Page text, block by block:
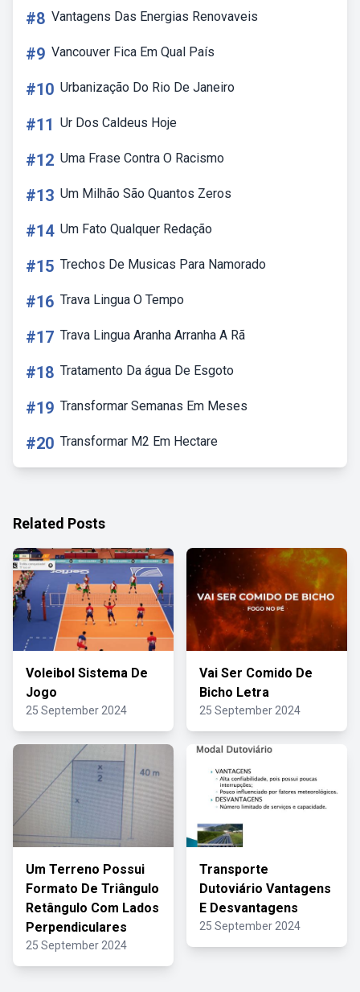
#8 Vantagens Das Energias Renovaveis
#9 Vancouver Fica Em Qual País
#10 Urbanização Do Rio De Janeiro
#11 Ur Dos Caldeus Hoje
#12 Uma Frase Contra O Racismo
#13 Um Milhão São Quantos Zeros
#14 Um Fato Qualquer Redação
#15 Trechos De Musicas Para Namorado
#16 Trava Lingua O Tempo
#17 Trava Lingua Aranha Arranha A Rã
#18 Tratamento Da água De Esgoto
#19 Transformar Semanas Em Meses
#20 Transformar M2 Em Hectare
Related Posts
Voleibol Sistema De
Jogo
25 September 2024
Vai Ser Comido De
Bicho Letra
25 September 2024
Um Terreno Possui
Formato De Triângulo
Retângulo Com Lados
Perpendiculares
25 September 2024
Transporte
Dutoviário Vantagens
E Desvantagens
25 September 2024